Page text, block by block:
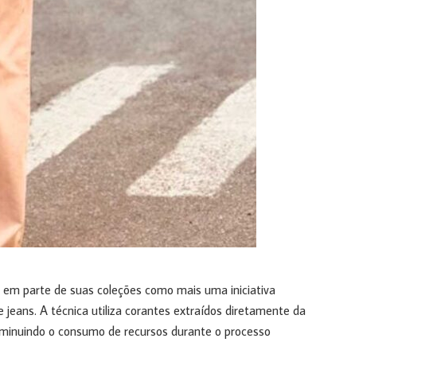
parte de suas coleções como mais uma iniciativa
A técnica utiliza corantes extraídos diretamente da
o consumo de recursos durante o processo